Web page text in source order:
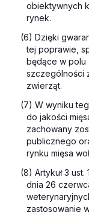
obiektywnych
rynek.
(6) Dzięki
tej poprawie,
będące w polu
szczególności
zwierząt.
(7) W wyniku
do jakości
zachowany
publicznego
rynku mięsa
(8) Artykuł 3
dnia 26
zastosowanie